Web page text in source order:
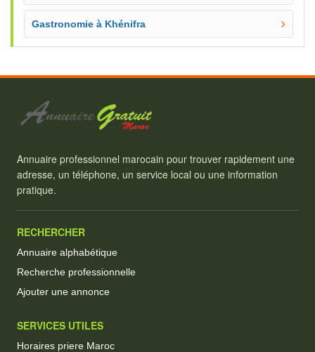
Gastronomie à Khénifra
Annuaire professionnel marocain pour trouver rapidement une
adresse, un téléphone, un service local ou une information
pratique.
RECHERCHER
Annuaire alphabétique
Recherche professionnelle
Ajouter une annonce
SERVICES UTILES
Horaires priere Maroc